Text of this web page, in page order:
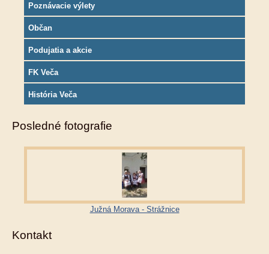
Poznávacie výlety
Občan
Podujatia a akcie
FK Veča
História Veča
Posledné fotografie
Južná Morava - Strážnice
Kontakt